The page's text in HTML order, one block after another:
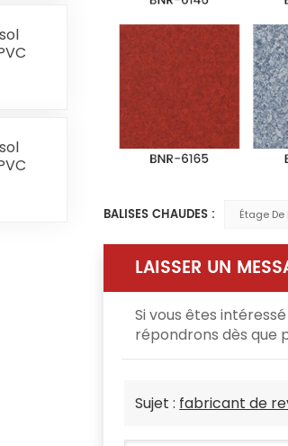
3
3
BALISES CHAUDES : Étage
LAISSER UN
Si vous êtes
répondrons dès que
Sujet : fabricant de